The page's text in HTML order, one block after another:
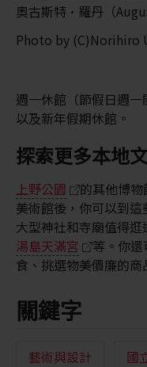
奧古斯特·羅丹（
Photo by (C)Norihiro
週一休館（節假日週
以及新年假期休館。
探索更多本地
上野公園
的其他博
美術館後，你可以到
大型神社和寺廟值得逛
湯島天滿宮
等。你還
食、挑選物美價廉的商
關鍵字
藝術與設計 國